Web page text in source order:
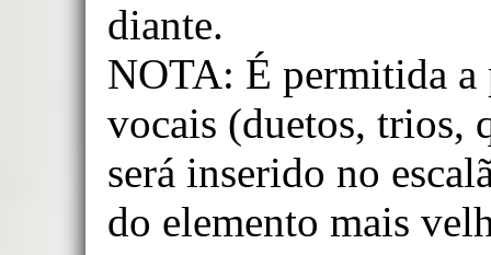
diante.
NOTA: É permitida a
vocais (duetos, trios,
será inserido no
do elemento mais